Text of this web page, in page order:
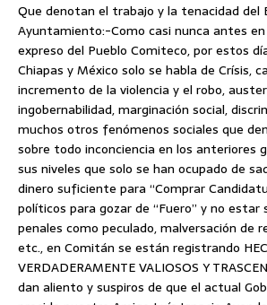
Que denotan el trabajo y la tenacidad del
Ayuntamiento:-Como casi nunca antes
expreso del Pueblo Comiteco, por estos
Chiapas y México solo se habla de Crísis,
incremento de la violencia y el robo,
ingobernabilidad, marginación social,
muchos otros fenómenos sociales que
sobre todo inconciencia en los anteriores
sus niveles que solo se han ocupado de
dinero suficiente para “Comprar
políticos para gozar de “Fuero” y no estar
penales como peculado, malversación de
etc., en Comitán se están registrando
VERDADERAMENTE VALIOSOS Y
dan aliento y suspiros de que el actual